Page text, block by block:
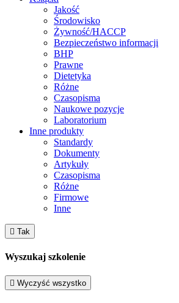
Jakość
Środowisko
Żywność/HACCP
Bezpieczeństwo informacji
BHP
Prawne
Dietetyka
Różne
Czasopisma
Naukowe pozycje
Laboratorium
Inne produkty
Standardy
Dokumenty
Artykuły
Czasopisma
Różne
Firmowe
Inne
 Tak
Wyszukaj szkolenie
 Wyczyść wszystko